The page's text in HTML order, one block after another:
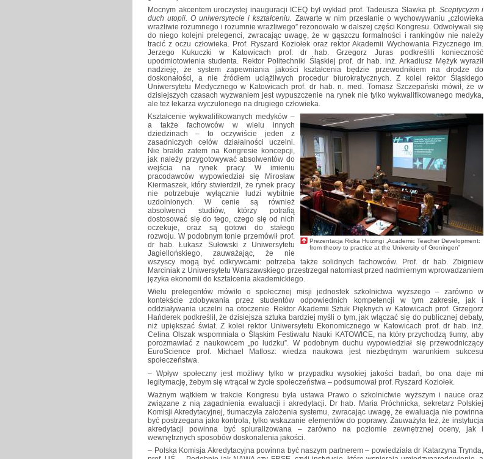
Mocnym akcentem uroczystej inauguracji ICEQ był wykład prof. Tadeusza Sławka pt. Sceptycyzm i
duch utopii. O uniwersytecie i kształceniu. Zawarte w nim przesłanie o wychowywaniu „człowieka
wrażliwie rozumnego i rozumnie wrażliwego” rezonowało w dalszej części Kongresu. Odwoływali się
do niego kolejni prelegenci, zwracając uwagę, że w gąszczu formalności i rankingów nie należy
tracić z oczu człowieka. Prof. Ryszard Koziołek oraz rektor Akademii Wychowania Fizycznego im.
Jerzego Kukuczki w Katowicach prof. dr hab. Grzegorz Juras podkreślili konieczność
upodmiotowienia studenta. Rektor Politechniki Śląskiej prof. dr hab. inż. Arkadiusz Mężyk wyraził
nadzieję, że system zapewniania jakości kształcenia będzie przewodnikiem na drodze do
doskonałości, a nie źródłem uciążliwych procedur biurokratycznych. Z kolei rektor Śląskiego
Uniwersytetu Medycznego w Katowicach prof. dr hab. n. med. Tomasz Szczepański mówił, że w
dzisiejszych czasach wyzwaniem jest wypuszczenie na rynek nie tylko wykwalifikowanego medyka,
ale też lekarza wyczulonego na drugiego człowieka.
Prezentacja Ricka Huizingi „Academic Teacher Development:
from theory to practice at the University of Groningen”
Kształcenie wykwalifikowanych medyków –
a także fachowców w wielu innych
dziedzinach – to oczywiście jeden z
zasadniczych celów działalności uczelni.
Nie brakło zatem na Kongresie koncepcji,
jak należy przygotowywać absolwentów do
wejścia na rynek pracy. W imieniu
pracodawców wypowiedział się Mirosław
Kiermaszek, który stwierdził, że rynek pracy
nie potrzebuje wyłącznie ludzi wybitnie
uzdolnionych. W cenie są również
absolwenci studiów, którzy potrafią
dostosować się do tego, czego się od nich
oczekuje, oraz są gotowi do stałego
rozwoju. W podobnym tonie przemówił prof.
dr hab. Łukasz Sułowski z Uniwersytetu
Jagiellońskiego, zauważając, że nie
wszyscy mogą być odkrywcami: potrzeba także solidnych fachowców. Prof. dr hab. Zbigniew
Marciniak z Uniwersytetu Warszawskiego przestrzegał natomiast przed nadmiernym wprowadzaniem
języka ekonomii do kształcenia akademickiego.
Wielu prelegentów mówiło o społecznej misji jednostek szkolnictwa wyższego – zarówno w
kontekście zdobywania przez studentów odpowiednich kompetencji w tym zakresie, jak i
oddziaływania uczelni na otoczenie. Rektor Akademii Sztuk Pięknych w Katowicach prof. Grzegorz
Hańderek podkreślił, że dzisiejsza sztuka bardziej myśli o tym, jak włączać się do publicznej debaty,
niż upiększać świat. Z kolei rektor Uniwersytetu Ekonomicznego w Katowicach prof. dr hab. inż.
Celina Olszak wspomniała o Śląskim Festiwalu Nauki KATOWICE, na który przychodzą tłumy, aby
porozmawiać z naukowcem „po ludzku”. W podobnym duchu wypowiedział się przewodniczący
EuroScience prof. Michael Matlosz: wiedza naukowa jest niezbędnym warunkiem sukcesu
społeczeństwa.
– Wpływ społeczny jest możliwy tylko w przypadku wysokiej jakości badań, bo ona daje mi
legitymację, żebym się wtrącał w życie społeczeństwa – podsumował prof. Ryszard Koziołek.
Ważnym wątkiem w trakcie Kongresu była ustawa Prawo o szkolnictwie wyższym i nauce oraz
związane z nią zagadnienia ewaluacji i akredytacji. Dr hab. Maria Próchnicka, sekretarz Polskiej
Komisji Akredytacyjnej, tłumaczyła założenia systemu, zwracając uwagę, że ewaluacja nie powinna
być postrzegana jako kontrola, tylko wskazanie elementów do poprawy. Zauważyła też, że instytucja
akredytacji powinna być spluralizowana – zarówno na poziomie zewnętrznej oceny, jak i
wewnętrznych sposobów doskonalenia jakości.
– Polska Komisja Akredytacyjna powinna być naszym partnerem – powiedziała dr Katarzyna Trynda,